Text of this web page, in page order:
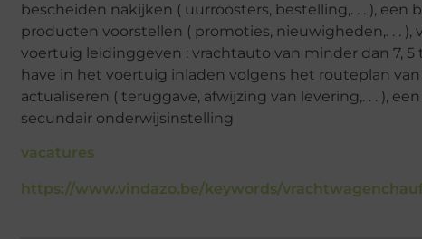
bescheiden nakijken ( uurroosters, bestelling,. . . ),
producten voorstellen ( promoties, nieuwigheden,. . .
voertuig leidinggeven : vrachtauto van minder dan 7,
have in het voertuig inladen volgens het routeplan
actualiseren ( teruggave, afwijzing van levering,. . . ),
secundair onderwijsinstelling
vacatures
https://www.vindazo.be/keywords/